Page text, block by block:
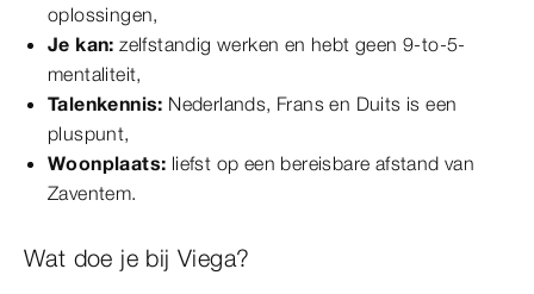
oplossingen,
Je kan: zelfstandig werken en hebt geen 9-to-5-
mentaliteit,
Talenkennis: Nederlands, Frans en Duits is een
pluspunt,
Woonplaats: liefst op een bereisbare afstand van
Zaventem.
Wat doe je bij Viega?